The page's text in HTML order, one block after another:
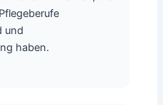
und
haben.